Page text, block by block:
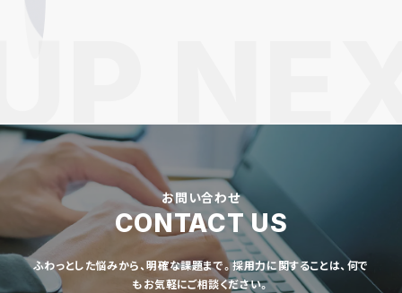
お問い合わせ
CONTACT US
ふわっとした悩みから、明確な課題まで。採用力に関することは、何で
もお気軽にご相談ください。